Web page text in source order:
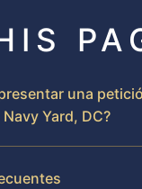
una
Yard, DC?